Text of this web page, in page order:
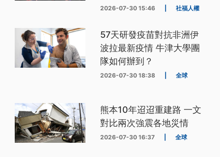
2026-07-30 15:46 社福人權
57天研發疫苗對抗非洲伊
波拉最新疫情 牛津大學團
隊如何辦到？
2026-07-30 18:38 全球
熊本10年迢迢重建路 一文
對比兩次強震各地災情
2026-07-30 16:37 全球